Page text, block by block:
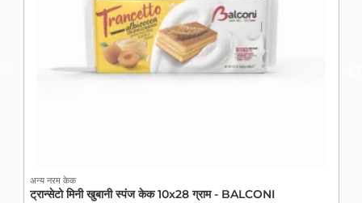
अन्य नरम केक
ट्रान्सेटो मिनी खुबानी स्पंज केक 10x28 ग्राम - BALCONI